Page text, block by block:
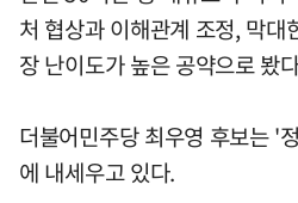
처 협상과 이해관계 조정, 막대
장 난이도가 높은 공약으로 봤
더불어민주당 최우영 후보는 '
에 내세우고 있다.